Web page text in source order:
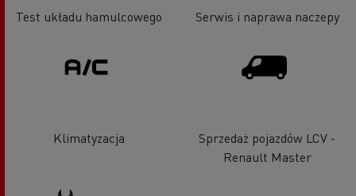
Test układu hamulcowego Serwis i naprawa naczepy
Klimatyzacja
Sprzedaż pojazdów LCV -
Renault Master